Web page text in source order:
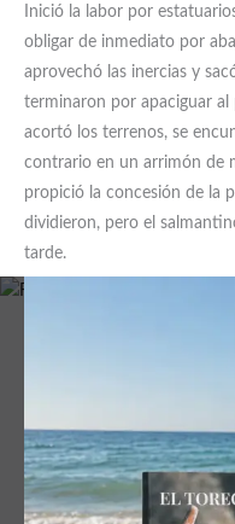
Inició la labor por
obligar de inmediato por
aprovechó las inercias y
terminaron por apaciguar al
acortó los terrenos, se
contrario en un arrimón de
propició la concesión de la
dividieron, pero el
tarde.